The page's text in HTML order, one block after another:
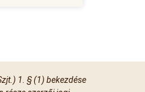
1. § (1) bekezdése